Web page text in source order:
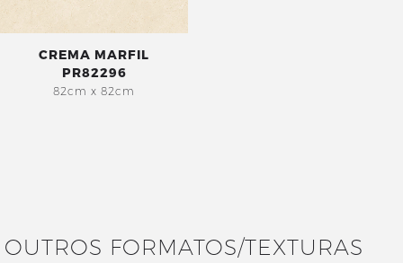
CREMA MARFIL
PR82296
82cm x 82cm
OUTROS FORMATOS/TEXTURAS